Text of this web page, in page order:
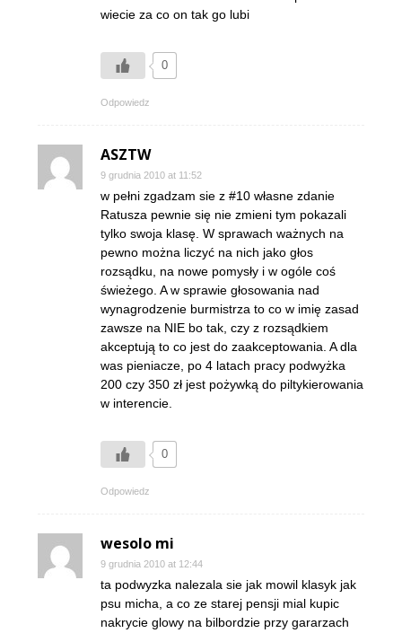
wiecie za co on tak go lubi
0
Odpowiedz
ASZTW
9 grudnia 2010 at 11:52
w pełni zgadzam sie z #10 własne zdanie
Ratusza pewnie się nie zmieni tym pokazali
tylko swoja klasę. W sprawach ważnych na
pewno można liczyć na nich jako głos
rozsądku, na nowe pomysły i w ogóle coś
świeżego. A w sprawie głosowania nad
wynagrodzenie burmistrza to co w imię zasad
zawsze na NIE bo tak, czy z rozsądkiem
akceptują to co jest do zaakceptowania. A dla
was pieniacze, po 4 latach pracy podwyżka
200 czy 350 zł jest pożywką do piltykierowania
w interencie.
0
Odpowiedz
wesolo mi
9 grudnia 2010 at 12:44
ta podwyzka nalezala sie jak mowil klasyk jak
psu micha, a co ze starej pensji mial kupic
nakrycie glowy na bilbordzie przy gararzach